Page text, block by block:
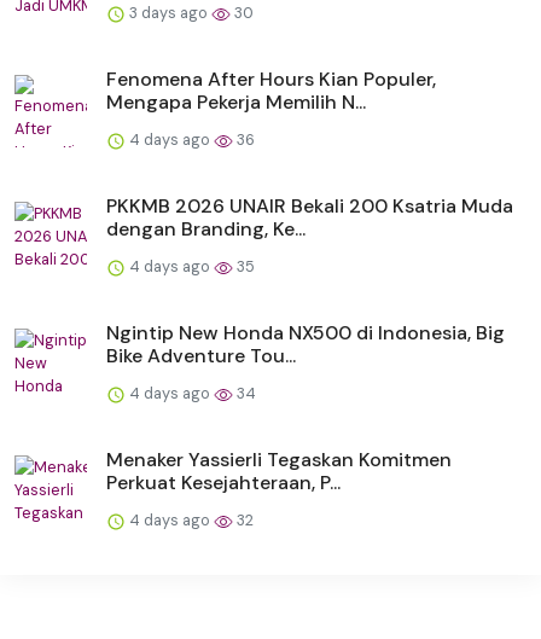
3 days ago 30
Fenomena After Hours Kian Populer,
Mengapa Pekerja Memilih N...
4 days ago 36
PKKMB 2026 UNAIR Bekali 200 Ksatria Muda
dengan Branding, Ke...
4 days ago 35
Ngintip New Honda NX500 di Indonesia, Big
Bike Adventure Tou...
4 days ago 34
Menaker Yassierli Tegaskan Komitmen
Perkuat Kesejahteraan, P...
4 days ago 32